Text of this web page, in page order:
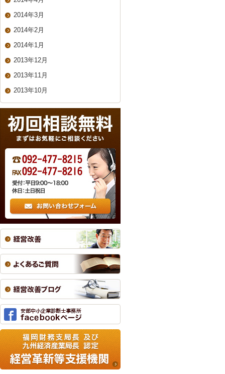
2014年3月
2014年2月
2014年1月
2013年12月
2013年11月
2013年10月